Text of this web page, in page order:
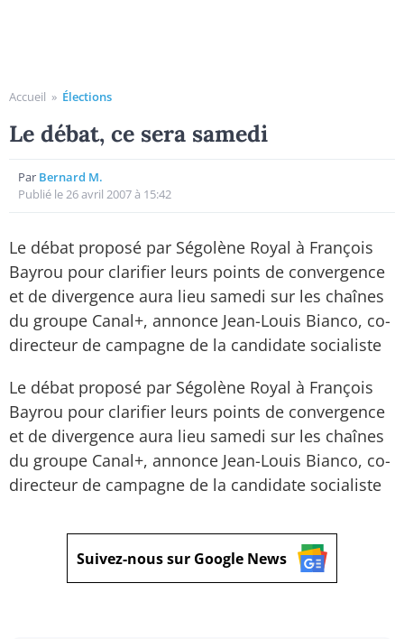
Accueil » Élections
Le débat, ce sera samedi
Par Bernard M.
Publié le 26 avril 2007 à 15:42
Le débat proposé par Ségolène Royal à François
Bayrou pour clarifier leurs points de convergence
et de divergence aura lieu samedi sur les chaînes
du groupe Canal+, annonce Jean-Louis Bianco, co-
directeur de campagne de la candidate socialiste
Le débat proposé par Ségolène Royal à François
Bayrou pour clarifier leurs points de convergence
et de divergence aura lieu samedi sur les chaînes
du groupe Canal+, annonce Jean-Louis Bianco, co-
directeur de campagne de la candidate socialiste
Suivez-nous sur Google News